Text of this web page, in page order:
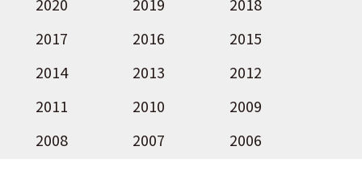
2017
2016
2015
2014
2013
2012
2011
2010
2009
2008
2007 2006